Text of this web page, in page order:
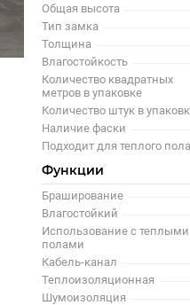
Общая высота
Тип замка
Толщина
Влагостойкость
Количество квадратных
метров в упаковке
Количество штук в
Наличие фаски
Подходит для теплого пола
Функции
Браширование
Влагостойкий
Использование с теплыми
полами
Кабель-канал
Теплоизоляционная
Шумоизоляция